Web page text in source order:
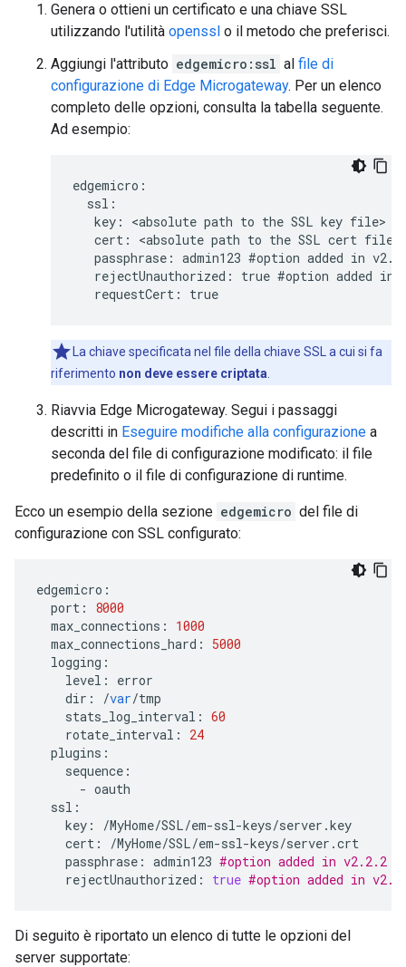
Genera o ottieni un certificato e una chiave SSL
utilizzando l'utilità openssl o il metodo che preferisci.
Aggiungi l'attributo edgemicro:ssl al file di
configurazione di Edge Microgateway. Per un elenco
completo delle opzioni, consulta la tabella seguente.
Ad esempio:
edgemicro:
  ssl:
   key: <absolute path to the SSL key file>
   cert: <absolute path to the SSL cert file>
passphrase: admin123 #option added in
rejectUnauthorized: true #option added in
   requestCert: true
La chiave specificata nel file della chiave SSL a cui si fa
riferimento non deve essere criptata
Riavvia Edge Microgateway. Segui i passaggi
descritti in Eseguire modifiche alla configurazione a
seconda del file di configurazione modificato: il file
predefinito o il file di configurazione di runtime.
Ecco un esempio della sezione edgemicro del file di
configurazione con SSL configurato:
edgemicro :
port :
8000
max_connections :
1000
max_connections_hard :
5000
logging :
level :
error
dir : /var/tmp
stats_log_interval : 60
rotate_interval :
24
plugins :
sequence :
- oauth
ssl :
key : /MyHome/SSL/em-ssl-keys/server .key
cert : /MyHome/SSL/em-ssl-keys/server .crt
passphrase : admin123 #option added in v2.2.2
rejectUnauthorized : true #option added in
Di seguito è riportato un elenco di tutte le opzioni del
server supportate: